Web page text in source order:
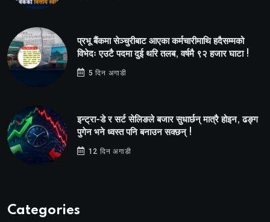
प्रभू बैंकमा सेञ्चुरीबाट आएका कर्मचारीमाथि हदैसम्मको
विभेदः एउटै पदमा दुई थरि तलब, वर्षमै ९२ हजार घाटा !
5 दिन अगाडी
इन्ट्रा-डे र सर्ट सेलिङले बजार सुधार्छन् मात्रै होइन, ढङ्ग
पुगेन भने ध्वस्त पनि बनाउन सक्छन् !
12 दिन अगाडी
Categories